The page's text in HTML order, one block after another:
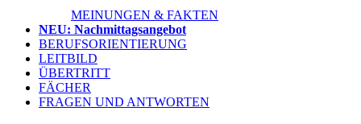
MEINUNGEN & FAKTEN
NEU: Nachmittagsangebot
BERUFSORIENTIERUNG
LEITBILD
ÜBERTRITT
FÄCHER
FRAGEN UND ANTWORTEN